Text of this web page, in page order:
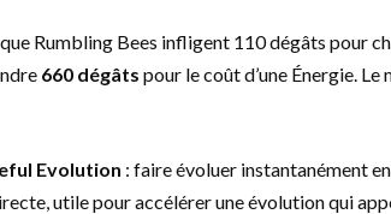
Rumbling Bees infligent 110 dégâts pour
660 dégâts pour le coût d’une Énergie.
Evolution : faire évoluer instantanément
utile pour accélérer une évolution qui